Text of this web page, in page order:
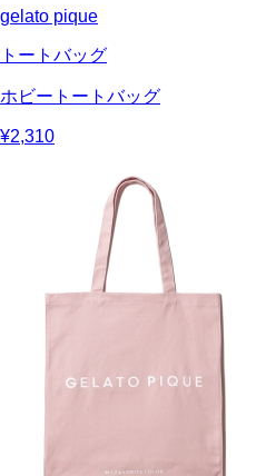
gelato pique
トートバッグ
ホビートートバッグ
¥2,310